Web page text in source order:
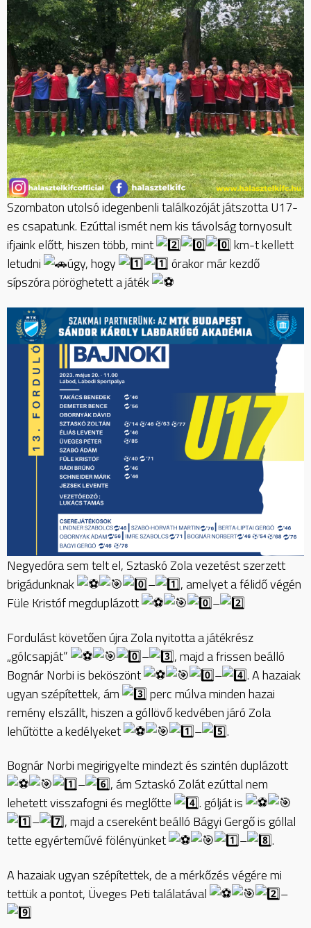
Szombaton utolsó idegenbenli találkozóját játszotta U17-
es csapatunk. Ezúttal ismét nem kis távolság tornyosult
ifjaink előtt, hiszen több, mint
km-t kellett
letudni
úgy, hogy
órakor már kezdő
sípszóra pöröghetett a játék
Negyedóra sem telt el, Sztaskó Zola vezetést szerzett
brigádunknak
–
, amelyet a félidő végén
Füle Kristóf megduplázott
–
Fordulást követően újra Zola nyitotta a játékrész
„gólcsapját”
–
, majd a frissen beálló
Bognár Norbi is beköszönt
–
. A hazaiak
ugyan szépítettek, ám
perc múlva minden hazai
remény elszállt, hiszen a góllövő kedvében járó Zola
lehűtötte a kedélyeket
–
.
Bognár Norbi megirigyelte mindezt és szintén duplázott
–
, ám Sztaskó Zolát ezúttal nem
lehetett visszafogni és meglőtte
. gólját is
–
, majd a csereként beálló Bágyi Gergő is góllal
tette egyérteművé fölényünket
–
.
A hazaiak ugyan szépítettek, de a mérkőzés végére mi
tettük a pontot, Üveges Peti találatával
–